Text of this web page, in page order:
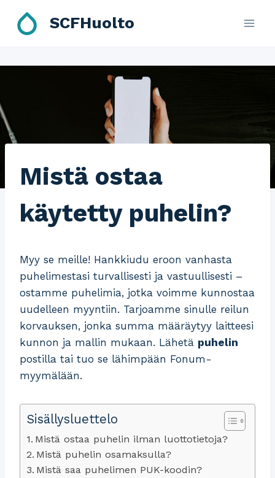
SCFHuolto
Mistä ostaa
käytetty puhelin?
Myy se meille! Hankkiudu eroon vanhasta
puhelimestasi turvallisesti ja vastuullisesti –
ostamme puhelimia, jotka voimme kunnostaa
uudelleen myyntiin. Tarjoamme sinulle reilun
korvauksen, jonka summa määräytyy laitteesi
kunnon ja mallin mukaan. Lähetä puhelin
postilla tai tuo se lähimpään Fonum-
myymälään.
Sisällysluettelo
Mistä ostaa puhelin ilman luottotietoja?
Mistä puhelin osamaksulla?
Mistä saa puhelimen PUK-koodin?